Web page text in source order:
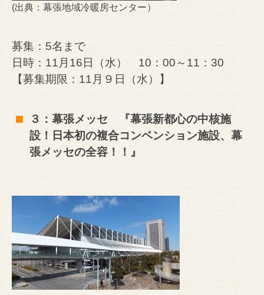
(出典： 幕張地域冷暖房センター）
募集：5名まで
日時：11月16日（水） 10：00～11：30
【募集期限：11月９日（水）】
３：幕張メッセ 『幕張新都心の中核施
設！日本初の複合コンベンション施設、幕
張メッセの全容！！』